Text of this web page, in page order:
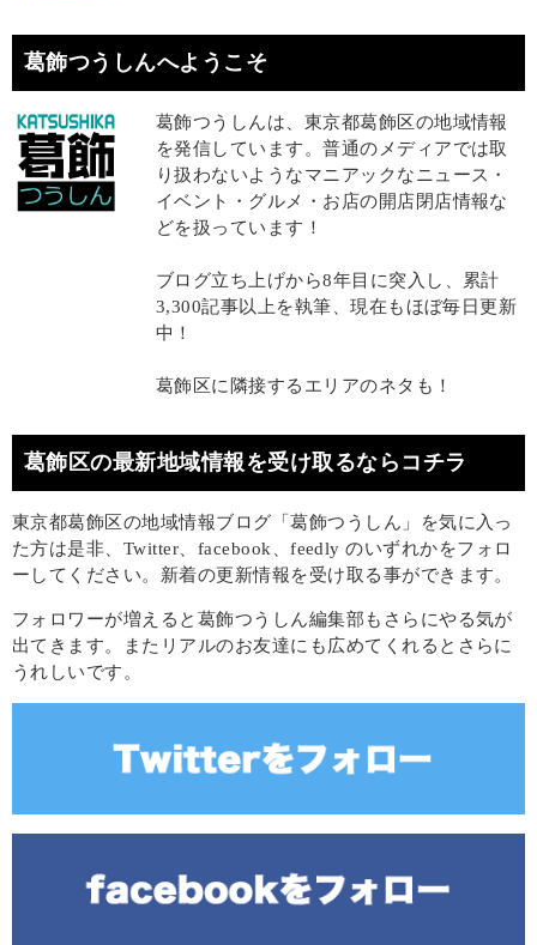
葛飾つうしんへようこそ
葛飾つうしんは、東京都葛飾区の地域情報
を発信しています。普通のメディアでは取
り扱わないようなマニアックなニュース・
イベント・グルメ・お店の開店閉店情報な
どを扱っています！
ブログ立ち上げから8年目に突入し、累計
3,300記事以上を執筆、現在もほぼ毎日更新
中！
葛飾区に隣接するエリアのネタも！
葛飾区の最新地域情報を受け取るならコチラ
東京都葛飾区の地域情報ブログ「葛飾つうしん」を気に入っ
た方は是非、Twitter、facebook、feedly のいずれかをフォロ
ーしてください。新着の更新情報を受け取る事ができます。
フォロワーが増えると葛飾つうしん編集部もさらにやる気が
出てきます。またリアルのお友達にも広めてくれるとさらに
うれしいです。